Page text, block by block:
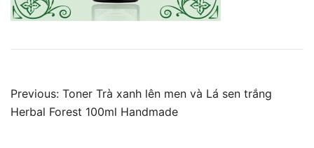
Điều
hướng
Previous: Toner Trà xanh lên men và Lá sen trắng
Herbal Forest 100ml Handmade